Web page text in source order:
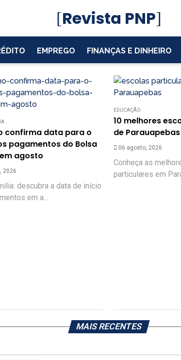
Revista PNP
EMPREGO FINANÇAS E DINHEIRO
confirma data para o
pagamentos do Bolsa
agosto
2026
descubra a data de início
em a...
EDUCAÇÃO
10 melhores
de
06 agosto, 2026
Conheça as
particulares em
MAIS RECENTES